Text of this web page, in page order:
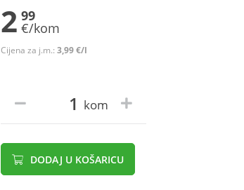
2 99
€/kom
Cijena za j.m.: 3,99 €/l
kom
DODAJ U KOŠARICU